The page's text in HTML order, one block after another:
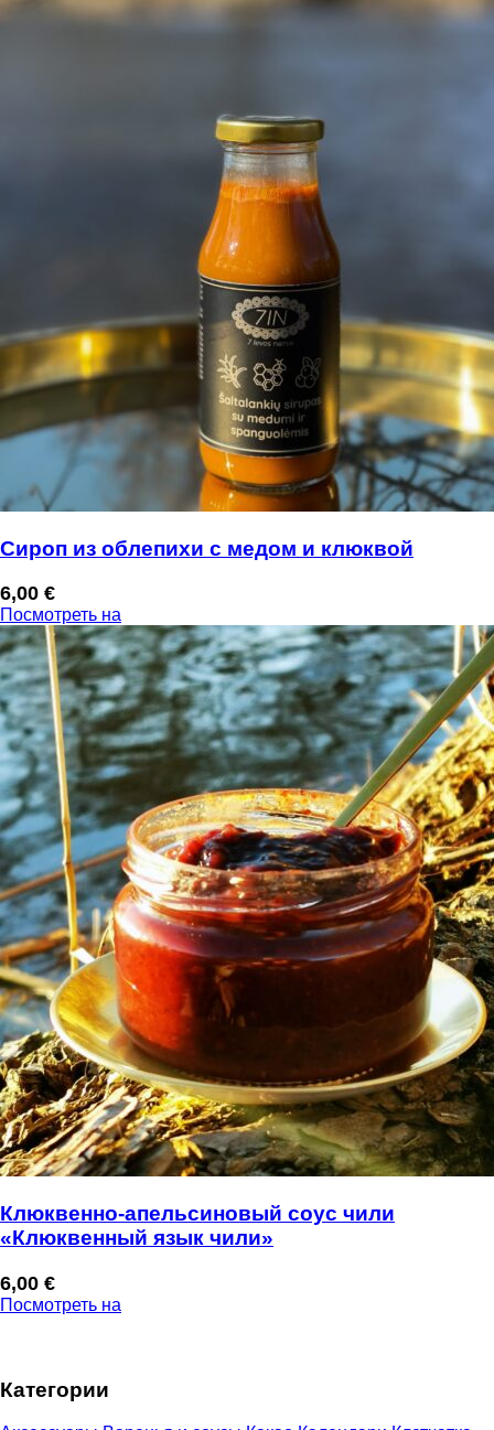
Сироп из облепихи с медом и клюквой
6,00 €
Посмотреть на
Клюквенно-апельсиновый соус чили
«Клюквенный язык чили»
6,00 €
Посмотреть на
Категории